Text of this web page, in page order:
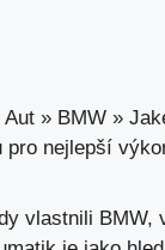
Aut » BMW »
pro nejlepší
vlastnili BMW,